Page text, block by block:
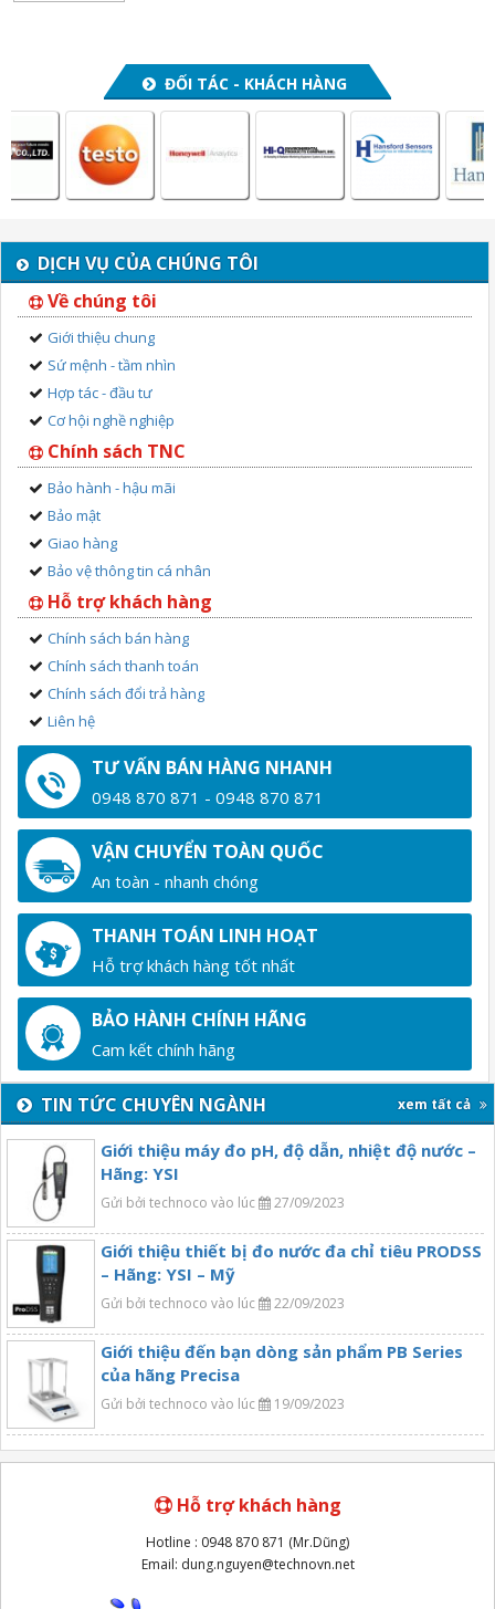
ĐỐI TÁC - KHÁCH HÀNG
DỊCH VỤ CỦA CHÚNG TÔI
Về chúng tôi
Giới thiệu chung
Sứ mệnh - tầm nhìn
Hợp tác - đầu tư
Cơ hội nghề nghiệp
Chính sách TNC
Bảo hành - hậu mãi
Bảo mật
Giao hàng
Bảo vệ thông tin cá nhân
Hỗ trợ khách hàng
Chính sách bán hàng
Chính sách thanh toán
Chính sách đổi trả hàng
Liên hệ
TƯ VẤN BÁN HÀNG NHANH
0948 870 871 - 0948 870 871
VẬN CHUYỂN TOÀN QUỐC
An toàn - nhanh chóng
THANH TOÁN LINH HOẠT
Hỗ trợ khách hàng tốt nhất
BẢO HÀNH CHÍNH HÃNG
Cam kết chính hãng
TIN TỨC CHUYÊN NGÀNH xem tất cả
Giới thiệu máy đo pH, độ dẫn, nhiệt độ nước –
Hãng: YSI
Gửi bởi technoco vào lúc 27/09/2023
Giới thiệu thiết bị đo nước đa chỉ tiêu PRODSS
– Hãng: YSI – Mỹ
Gửi bởi technoco vào lúc 22/09/2023
Giới thiệu đến bạn dòng sản phẩm PB Series
của hãng Precisa
Gửi bởi technoco vào lúc 19/09/2023
Hỗ trợ khách hàng
Hotline : 0948 870 871 (Mr.Dũng)
Email: dung.nguyen@technovn.net